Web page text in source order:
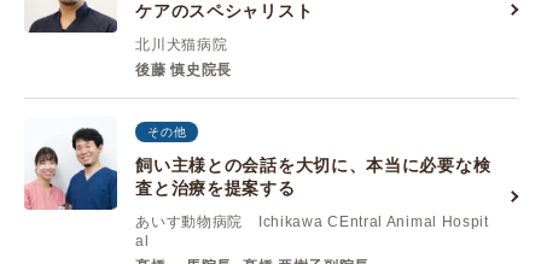
ケアのスペシャリスト
北川犬猫病院
後藤 慎史院長
その他
飼い主様との会話を大切に、本当に必要な検
査と治療を提案する
あいす動物病院 Ichikawa CEntral Animal Hospit
al